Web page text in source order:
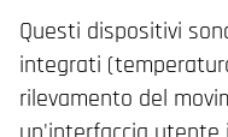
Questi dispositivi
integrati
rilevamento del